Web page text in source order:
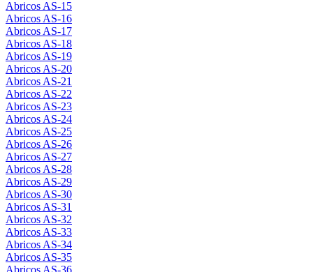
Abricos AS-15
Abricos AS-16
Abricos AS-17
Abricos AS-18
Abricos AS-19
Abricos AS-20
Abricos AS-21
Abricos AS-22
Abricos AS-23
Abricos AS-24
Abricos AS-25
Abricos AS-26
Abricos AS-27
Abricos AS-28
Abricos AS-29
Abricos AS-30
Abricos AS-31
Abricos AS-32
Abricos AS-33
Abricos AS-34
Abricos AS-35
Abricos AS-36